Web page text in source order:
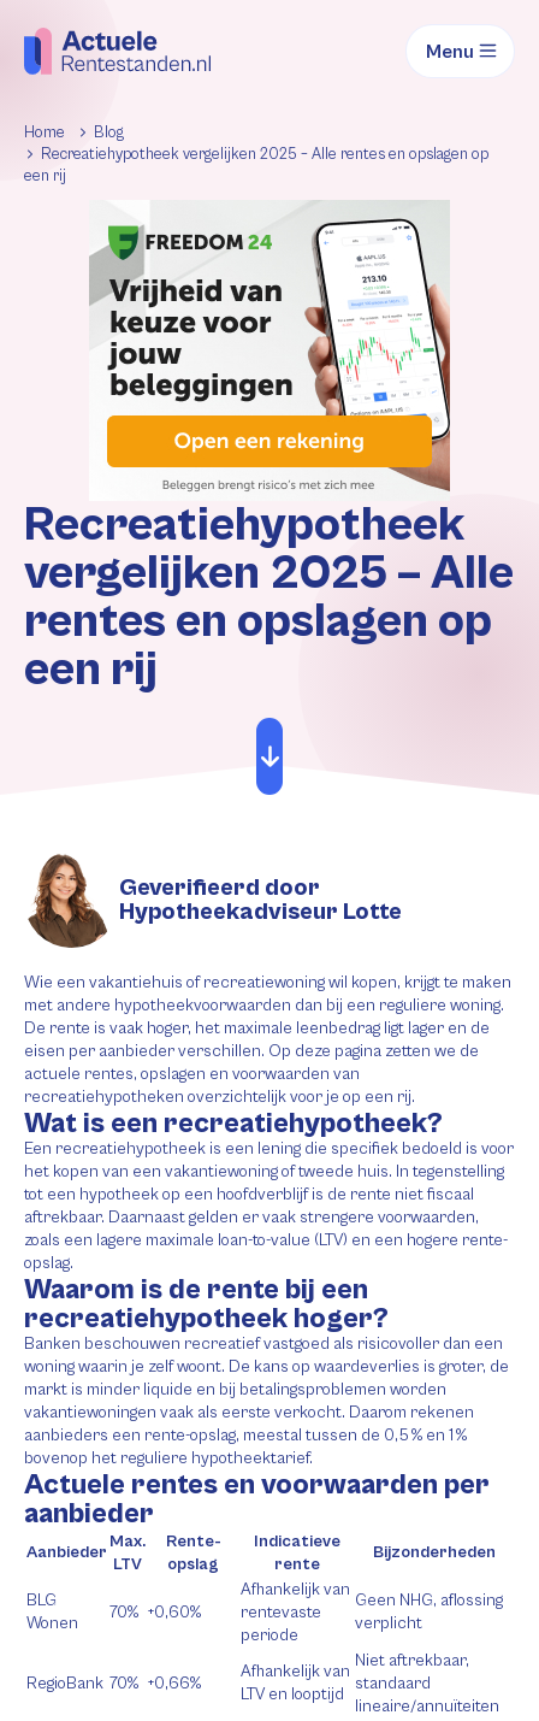
Menu
Home
Blog
Recreatiehypotheek vergelijken 2025 – Alle rentes en opslagen op
een rij
Recreatiehypotheek
vergelijken 2025 – Alle
rentes en opslagen op
een rij
Geverifieerd door
Hypotheekadviseur Lotte
Wie een vakantiehuis of recreatiewoning wil kopen, krijgt te maken
met andere hypotheekvoorwaarden dan bij een reguliere woning.
De rente is vaak hoger, het maximale leenbedrag ligt lager en de
eisen per aanbieder verschillen. Op deze pagina zetten we de
actuele rentes, opslagen en voorwaarden van
recreatiehypotheken overzichtelijk voor je op een rij.
Wat is een recreatiehypotheek?
Een recreatiehypotheek is een lening die specifiek bedoeld is voor
het kopen van een vakantiewoning of tweede huis. In tegenstelling
tot een hypotheek op een hoofdverblijf is de rente niet fiscaal
aftrekbaar. Daarnaast gelden er vaak strengere voorwaarden,
zoals een lagere maximale loan-to-value (LTV) en een hogere rente-
opslag.
Waarom is de rente bij een
recreatiehypotheek hoger?
Banken beschouwen recreatief vastgoed als risicovoller dan een
woning waarin je zelf woont. De kans op waardeverlies is groter, de
markt is minder liquide en bij betalingsproblemen worden
vakantiewoningen vaak als eerste verkocht. Daarom rekenen
aanbieders een rente-opslag, meestal tussen de 0,5 % en 1 %
bovenop het reguliere hypotheektarief.
Actuele rentes en voorwaarden per
aanbieder
Aanbieder
Max.
LTV
Rente-
opslag
Indicatieve
rente
Bijzonderheden
BLG
Wonen
70% +0,60%
Afhankelijk van
rentevaste
periode
Geen NHG, aflossing
verplicht
RegioBank 70% +0,66%
Afhankelijk van
LTV en looptijd
Niet aftrekbaar,
standaard
lineaire/annuïteiten